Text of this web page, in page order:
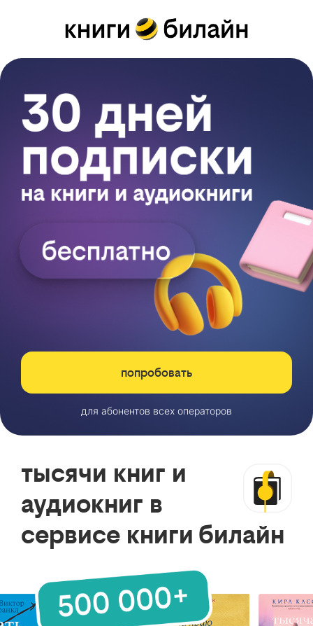
попробовать
для абонентов всех операторов
тысячи книг и
аудиокниг в
сервисе книги билайн